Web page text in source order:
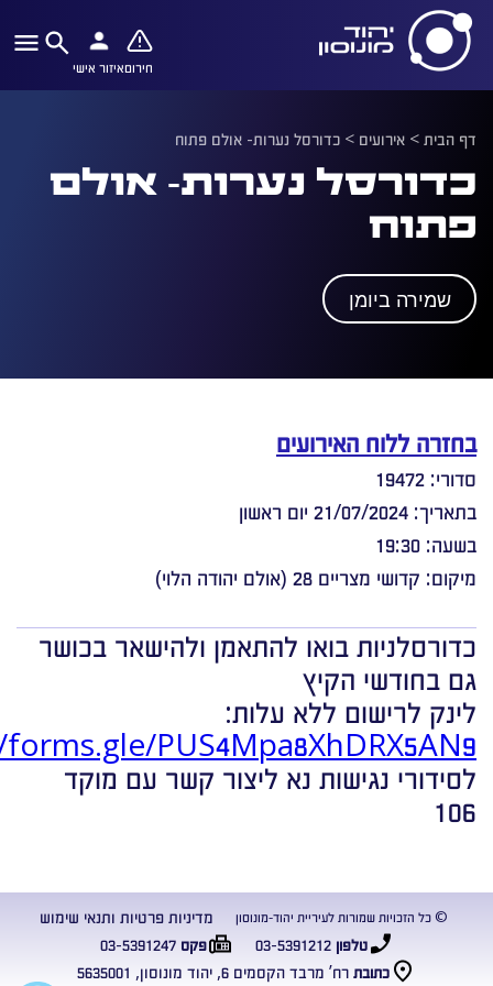
חירוםאיזור אישי
דף הבית> אירועים > כדורסל נערות- אולם פתוח
כדורסל נערות- אולם
פתוח
שמירה ביומן
בחזרה ללוח האירועים
סדורי: 19472
בתאריך: 21/07/2024 יום ראשון
בשעה: 19:30
מיקום: קדושי מצריים 28 (אולם יהודה הלוי)
כדורסלניות בואו להתאמן ולהישאר בכושר
גם בחודשי הקיץ
לינק לרישום ללא עלות:
PUS4Mpa8XhDRX5AN9
לסידורי נגישות נא ליצור קשר עם מוקד
106
כתובת רח’ מרבד הקסמים 6, יהוד מונוסון, 5635001
טלפון03-5391212 פקס03-5391247
© כל הזכויות שמורות לעיריית יהוד-מונוסון מדיניות פרטיות ותנאי שימוש